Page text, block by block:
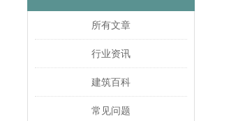
所有文章
行业资讯
建筑百科
常见问题